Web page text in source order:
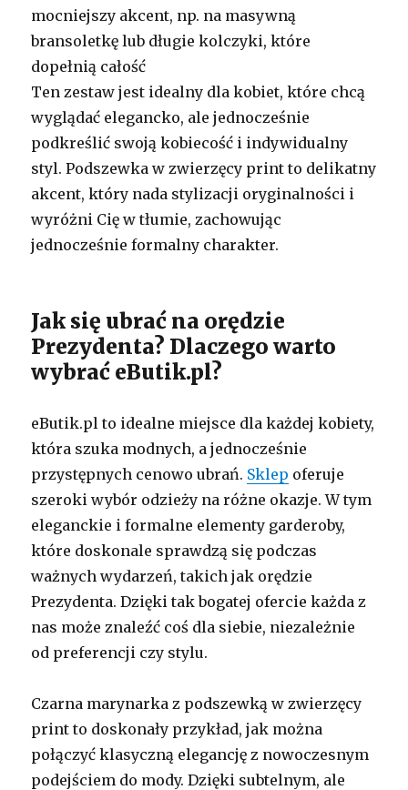
mocniejszy akcent, np. na masywną
bransoletkę lub długie kolczyki, które
dopełnią całość
Ten zestaw jest idealny dla kobiet, które chcą
wyglądać elegancko, ale jednocześnie
podkreślić swoją kobiecość i indywidualny
styl. Podszewka w zwierzęcy print to delikatny
akcent, który nada stylizacji oryginalności i
wyróżni Cię w tłumie, zachowując
jednocześnie formalny charakter.
Jak się ubrać na orędzie
Prezydenta? Dlaczego warto
wybrać eButik.pl?
eButik.pl to idealne miejsce dla każdej kobiety,
która szuka modnych, a jednocześnie
przystępnych cenowo ubrań. Sklep oferuje
szeroki wybór odzieży na różne okazje. W tym
eleganckie i formalne elementy garderoby,
które doskonale sprawdzą się podczas
ważnych wydarzeń, takich jak orędzie
Prezydenta. Dzięki tak bogatej ofercie każda z
nas może znaleźć coś dla siebie, niezależnie
od preferencji czy stylu.
Czarna marynarka z podszewką w zwierzęcy
print to doskonały przykład, jak można
połączyć klasyczną elegancję z nowoczesnym
podejściem do mody. Dzięki subtelnym, ale